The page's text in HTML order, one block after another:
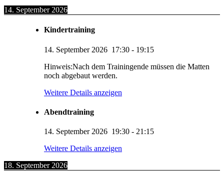
14. September 2026
Kindertraining
14. September 2026 17:30 - 19:15
Hinweis:Nach dem Trainingende müssen die Matten
noch abgebaut werden.
Weitere Details anzeigen
Abendtraining
14. September 2026 19:30 - 21:15
Weitere Details anzeigen
18. September 2026